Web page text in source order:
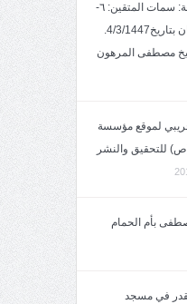
خطبة الجمعة: سمات المتقين: ٦-
عمل الإحسان بتاريخ4/3/1447.
مصطفى المرهون
لموقع مؤسسة
للتحقيق والنشر
بأم الحمام
في مسجد